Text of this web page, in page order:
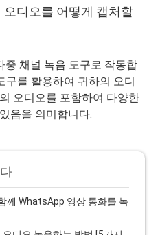
디오를 어떻게 캡처할
중 채널 녹음 도구로 작동합
구를 활용하여 귀하의 오디
오디오를 포함하여 다양한
음을 의미합니다.
께 WhatsApp 영상 통화를 녹